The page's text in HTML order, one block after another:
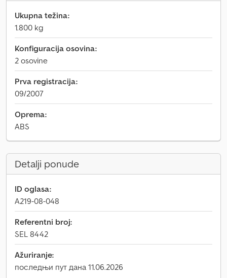
Ukupna težina:
1.800 kg
Konfiguracija osovina:
2 osovine
Prva registracija:
09/2007
Oprema:
ABS
Detalji ponude
ID oglasa:
A219-08-048
Referentni broj:
SEL 8442
Ažuriranje:
последњи пут дана 11.06.2026